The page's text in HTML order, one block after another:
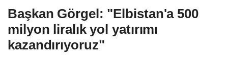
Başkan Görgel: "Elbistan'a 500
milyon liralık yol yatırımı
kazandırıyoruz"